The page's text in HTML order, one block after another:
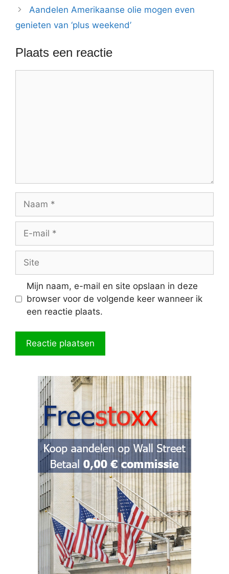
Aandelen Amerikaanse olie mogen even
genieten van ‘plus weekend’
Plaats een reactie
Naam
Site
Mijn naam, e-mail en site opslaan in deze
browser voor de volgende keer wanneer ik
een reactie plaats.